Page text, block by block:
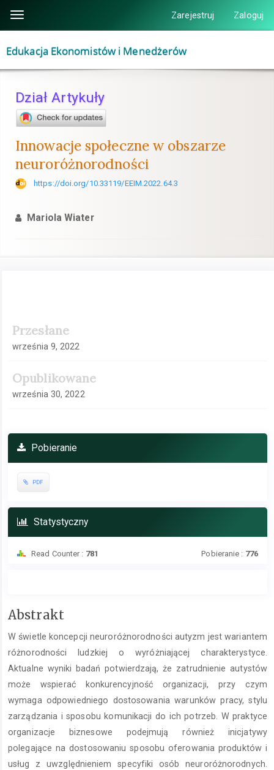
zawartości
strony
główna
Główna
Pasek
boczny
Toggle
navigation
Zarejestruj Zaloguj
Edukacja Ekonomistów i Menedżerów
Dział Artykuły
Innowacje społeczne w obszarze
neuroróżnorodności
https://doi.org/10.33119/EEIM.2022.64.3
Mariola Wiater
boczny
artykułu
Przesłane
września 9, 2022
Opublikowane
września 30, 2022
Pobieranie
PDF
Statystyczny
Read Counter : 781 Pobieranie : 776
Treść
artykułu
Abstrakt
W świetle koncepcji neuroróżnorodności autyzm jest wariantem
różnorodności ludzkiej o wyróżniającej charakterystyce.
Aktualne wyniki badań potwierdzają, że zatrudnienie autystów
może wspierać konkurencyjność organizacji, przy czym
wymaga odpowiedniego dostosowania warunków pracy, stylu
zarządzania i sposobu komunikacji do ich potrzeb. W praktyce
organizacje biznesowe podejmują również inicjatywy
polegające na dostosowaniu sposobu oferowania produktów i
usług z uwzględnieniem specyfiki osób neuroróżnorodnych.